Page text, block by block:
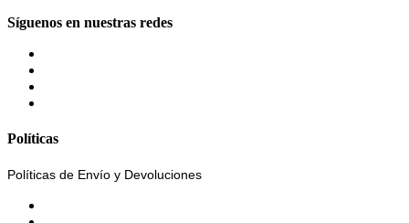
Síguenos en nuestras redes
Políticas
Políticas de Envío y Devoluciones